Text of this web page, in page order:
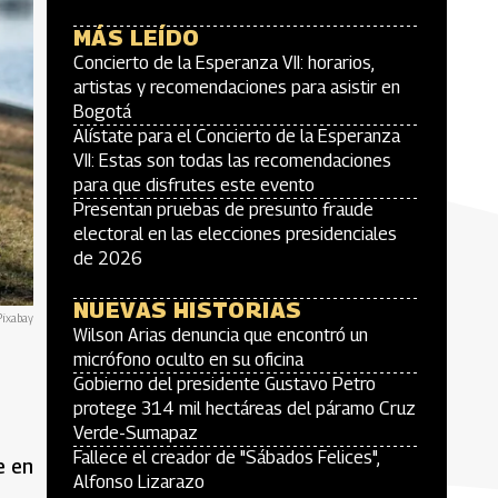
en
MÁS LEÍDO
Concierto de la Esperanza VII: horarios,
artistas y recomendaciones para asistir en
Bogotá
Alístate para el Concierto de la Esperanza
VII: Estas son todas las recomendaciones
para que disfrutes este evento
Presentan pruebas de presunto fraude
electoral en las elecciones presidenciales
de 2026
NUEVAS HISTORIAS
Wilson Arias denuncia que encontró un
micrófono oculto en su oficina
Gobierno del presidente Gustavo Petro
protege 314 mil hectáreas del páramo Cruz
Verde-Sumapaz
Fallece el creador de "Sábados Felices",
Alfonso Lizarazo